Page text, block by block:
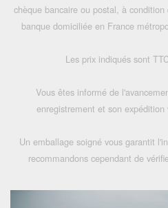
chèque bancaire ou postal, à
banque domiciliée en France
Les prix indiqués sont
Vous êtes informé de
enregistrement et son expédition
Un emballage soigné vous garantit
recommandons cependant de